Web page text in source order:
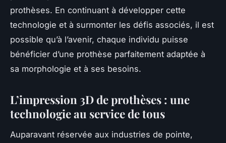
prothèses. En continuant à développer cette
technologie et à surmonter les défis associés, il est
possible qu’à l’avenir, chaque individu puisse
bénéficier d’une prothèse parfaitement adaptée à
sa morphologie et à ses besoins.
L’impression 3D de prothèses : une
technologie au service de tous
Auparavant réservée aux industries de pointe,